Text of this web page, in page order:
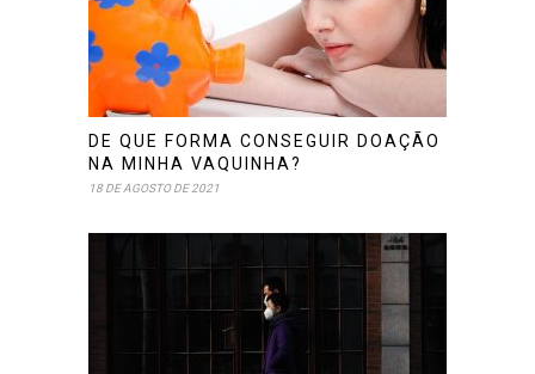
DE QUE FORMA CONSEGUIR DOAÇÃO
NA MINHA VAQUINHA?
18 DE AGOSTO DE 2021